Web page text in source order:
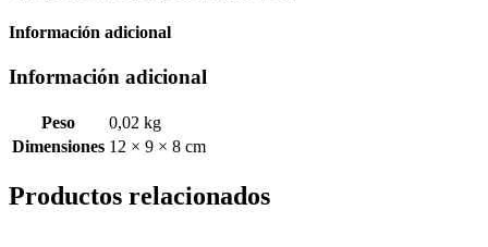
Información adicional
Información adicional
Peso
0,02 kg
Dimensiones 12 × 9 × 8 cm
Productos relacionados